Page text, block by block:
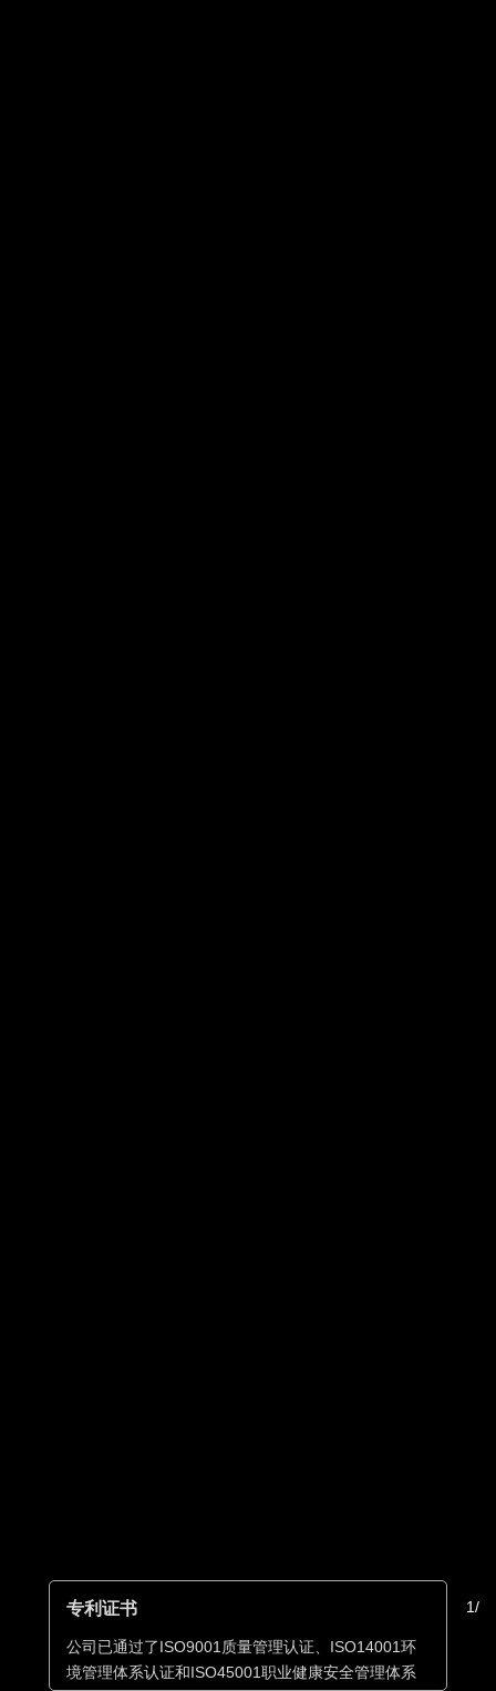
专利证书
公司已通过了ISO9001质量管理认证、ISO14001环
境管理体系认证和ISO45001职业健康安全管理体系
1/